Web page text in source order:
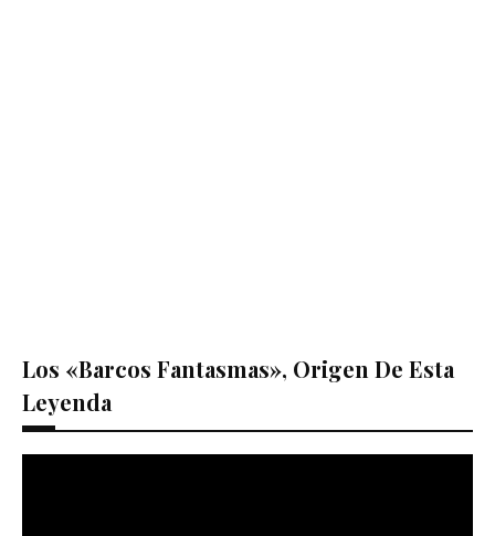
Los «barcos Fantasmas», Origen De Esta
Leyenda